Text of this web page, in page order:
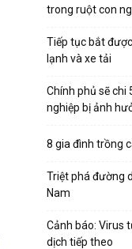
trong ruột con
Tiếp tục bắt
lạnh và xe tải
Chính phủ sẽ chi
nghiệp bị ảnh
8 gia đình trồng
Triệt phá đường
Nam
Cảnh báo: Virus
dịch tiếp theo